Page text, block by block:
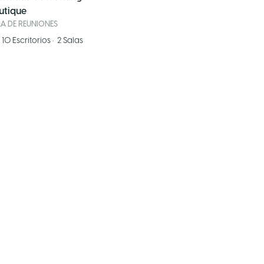
DE REUNIONES
10 Escritorios •2 Salas